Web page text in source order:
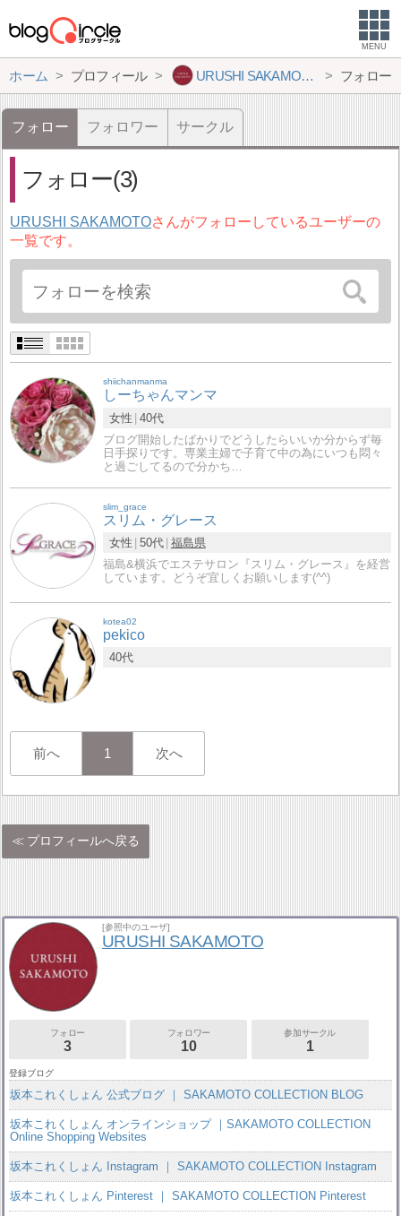
MENU
ホーム プロフィール URUSHI SAKAMOTO フォロー
フォロー フォロワー サークル
フォロー(3)
URUSHI SAKAMOTOさんがフォローしているユーザーの
一覧です。
shiichanmanma
しーちゃんマンマ
女性 40代
ブログ開始したばかりでどうしたらいいか分からず毎
日手探りです。専業主婦で子育て中の為にいつも悶々
と過ごしてるので分かち…
slim_grace
スリム・グレース
女性 50代 福島県
福島&横浜でエステサロン『スリム・グレース』を経営
しています。どうぞ宜しくお願いします(^^)
kotea02
pekico
40代
前へ 1 次へ
プロフィールへ戻る
[参照中のユーザ]
URUSHI SAKAMOTO
フォロー
3
フォロワー
10
参加サークル
1
登録ブログ
坂本これくしょん 公式ブログ ｜ SAKAMOTO COLLECTION BLOG
坂本これくしょん オンラインショップ ｜SAKAMOTO COLLECTION
Online Shopping Websites
坂本これくしょん Instagram ｜ SAKAMOTO COLLECTION Instagram
坂本これくしょん Pinterest ｜ SAKAMOTO COLLECTION Pinterest